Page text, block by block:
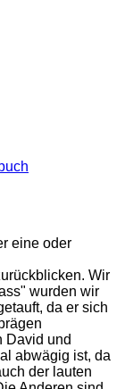
eine oder
Wir
wurden wir
da er sich
David und
abwägig ist, da
der lauten